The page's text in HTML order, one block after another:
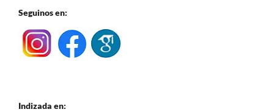
Seguinos en:
Indizada en: